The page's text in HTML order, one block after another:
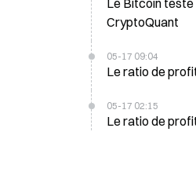
Le Bitcoin teste
CryptoQuant
05-17 09:04
Le ratio de
05-17 02:15
Le ratio de